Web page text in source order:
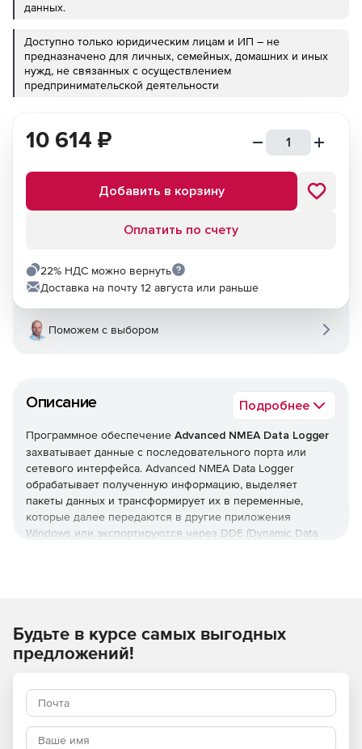
данных.
Доступно только юридическим лицам и ИП – не
предназначено для личных, семейных, домашних и иных
нужд, не связанных с осуществлением
предпринимательской деятельности
Описание Подробнее
Программное обеспечение Advanced NMEA Data Logger
захватывает данные с последовательного порта или
сетевого интерфейса. Advanced NMEA Data Logger
обрабатывает полученную информацию, выделяет
пакеты данных и трансформирует их в переменные,
которые далее передаются в другие приложения
Windows или экспортируются через DDE (Dynamic Data
Ключевые особенности:
портов одновременно. Каждый порт может иметь
собственные настройки сбора данных.
10 614 ₽
Добавить в корзину
Оплатить по счету
22% НДС можно вернуть
Доставка на почту 12 августа или раньше
Поможем с выбором
Будьте в курсе самых выгодных
предложений!